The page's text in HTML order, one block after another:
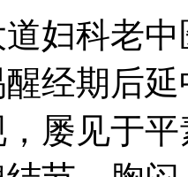
妇科老
经期后
屡见于